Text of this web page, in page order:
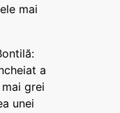
mai
a
grei
unei